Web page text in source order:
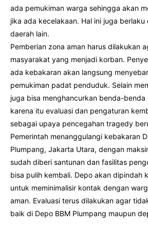
ada pemukiman warga sehingga akan
jika ada kecelakaan. Hal ini juga
daerah lain.
Pemberian zona aman harus dilakukan
masyarakat yang menjadi korban.
ada kebakaran akan langsung
pemukiman padat penduduk. Selain
juga bisa menghancurkan benda-benda
karena itu evaluasi dan pengaturan
sebagai upaya pencegahan tragedy
Pemerintah menanggulangi kebakaran
Plumpang, Jakarta Utara, dengan
sudah diberi santunan dan fasilitas
bisa pulih kembali. Depo akan dipindah
untuk meminimalisir kontak dengan
aman. Evaluasi terus dilakukan agar
baik di Depo BBM Plumpang maupun